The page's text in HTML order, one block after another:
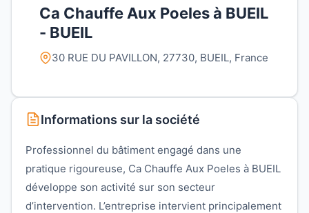
Ca Chauffe Aux Poeles à BUEIL
- BUEIL
30 RUE DU PAVILLON, 27730, BUEIL, France
Informations sur la société
Professionnel du bâtiment engagé dans une
pratique rigoureuse, Ca Chauffe Aux Poeles à BUEIL
développe son activité sur son secteur
d’intervention. L’entreprise intervient principalement